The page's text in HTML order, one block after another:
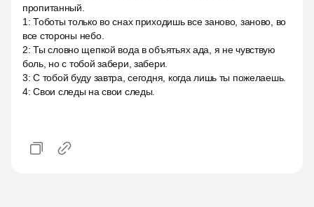
пропитанный.
1 :Тоботы только во снах приходишь все заново, заново, во
все стороны небо.
2:Ты словно щепкой вода в объятьях ада, я не чувствую
боль, но с тобой забери, забери.
3:С тобой буду завтра, сегодня, когда лишь ты пожелаешь.
4:Свои следы на свои следы.